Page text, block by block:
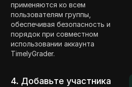
применяются ко всем
пользователям группы,
обеспечивая безопасность и
порядок при совместном
использовании аккаунта
TimelyGrader.
4. Добавьте участника